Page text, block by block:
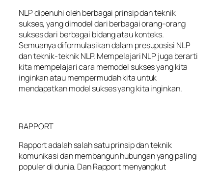
NLP dipenuhi oleh berbagai prinsip dan teknik
sukses, yang dimodel dari berbagai orang-orang
sukses dari berbagai bidang atau konteks.
Semuanya diformulasikan dalam presuposisi NLP
dan teknik-teknik NLP. Mempelajari NLP juga berarti
kita mempelajari cara memodel sukses yang kita
inginkan atau mempermudah kita untuk
mendapatkan model sukses yang kita inginkan.
RAPPORT
Rapport adalah salah satu prinsip dan teknik
komunikasi dan membangun hubungan yang paling
populer di dunia. Dan Rapport menyangkut